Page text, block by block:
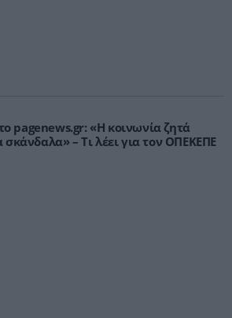
pagenews.gr: «Η κοινωνία ζητά
σκάνδαλα» – Τι λέει για τον ΟΠΕΚΕΠΕ